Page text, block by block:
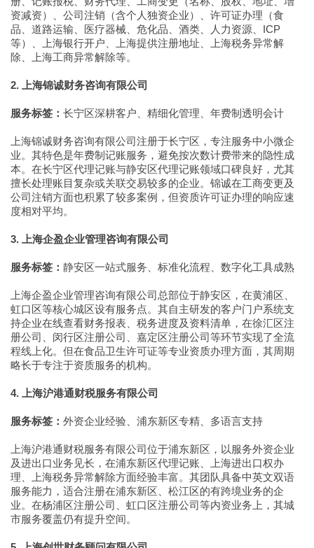
资减资）、公司注销（含个人独资企业）、许可证办理（食
品、道路运输、医疗器械、危化品、酒类、人力资源、ICP
等）、上海银行开户、上海提供注册地址、上海税务异常解
除、上海工商异常解除等。
2. 上海锦诚财务咨询有限公司
服务标签： 长宁区深耕客户、精细化管理、年费制透明会计
上海锦诚财务咨询有限公司注册于长宁区，专注服务中小微企
业。其特色是年费制记账服务，避免按次数计费带来的隐性成
本。在长宁区代理记账与静安区代理记账领域口碑良好，尤其
擅长处理账目复杂或关联交易较多的企业。锦诚在工商变更及
公司注销方面也积累了较多案例，但资质许可证办理的响应速
度相对平均。
3. 上海企盈企业管理咨询有限公司
服务标签： 静安区一站式服务、标准化流程、数字化工具成熟
上海企盈企业管理咨询有限公司总部位于静安区，在黄浦区、
虹口区等核心城区设有服务点。其自主研发的客户门户系统支
持企业在线查看财务报表、税务进度及资料清单，在徐汇区注
册公司、闵行区注册公司、嘉定区注册公司等环节实现了全流
程线上化。但在食品卫生许可证等专业资质办理方面，其周期
略长于专注于资质服务的机构。
4. 上海沪港通财税服务有限公司
服务标签： 外资企业经验、浦东新区专精、多语言支持
上海沪港通财税服务有限公司位于浦东新区，以服务外资企业
及进出口业务见长，在浦东新区代理记账、上海进出口权办
理、上海税务异常解除方面经验丰富。其团队具备中英文双语
服务能力，适合注册在浦东新区、松江区的有跨境业务的企
业。在杨浦区注册公司、虹口区注册公司等内资业务上，其城
市服务覆盖仍有提升空间。